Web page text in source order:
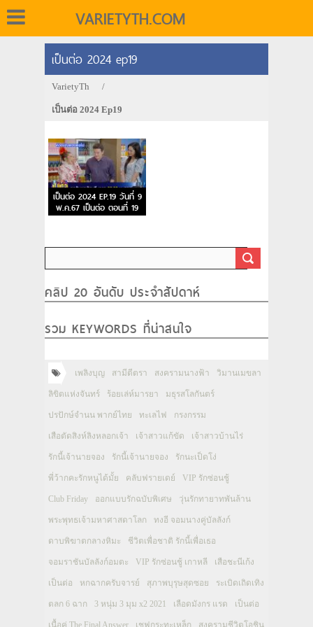
VARIETYTH.COM
เป็นต่อ 2024 ep19
VarietyTh /
เป็นต่อ 2024 Ep19
เป็นต่อ 2024 EP.19 วันที่ 9
พ.ค.67 เป็นต่อ ตอนที่ 19
คลิป 20 อันดับ ประจำสัปดาห์
รวม KEYWORDS ที่น่าสนใจ
เพลิงบุญ สามีตีตรา สงครามนางฟ้า วิมานเมขลา
ลิขิตแห่งจันทร์ ร้อยเล่ห์มารยา มธุรสโลกันตร์
ปรปักษ์จำนน พากย์ไทย ทะเลไฟ กรงกรรม
เสือตัดสิงห์ลิงหลอกเจ้า เจ้าสาวแก้ขัด เจ้าสาวบ้านไร่
รักนี้เจ้านายจอง รักนี้เจ้านายจอง รักนะเป็ดโง่
พี่ว้ากคะรักหนูได้มั้ย คลับฟรายเดย์ VIP รักซ่อนชู้
Club Friday ออกแบบรักฉบับพิเศษ วุ่นรักทายาทพันล้าน
พระพุทธเจ้ามหาศาสดาโลก ทงอี จอมนางคู่บัลลังก์
ดาบพิฆาตกลางหิมะ ชีวิตเพื่อชาติ รักนี้เพื่อเธอ
จอมราชันบัลลังก์อมตะ VIP รักซ่อนชู้ เกาหลี เสือชะนีเก้ง
เป็นต่อ หกฉากครับจารย์ สุภาพบุรุษสุดซอย ระเบิดเถิดเทิง
ตลก 6 ฉาก 3 หนุ่ม 3 มุม x2 2021 เลือดมังกร แรด เป็นต่อ
เนื้อคู่ The Final Answer เชฟกระทะเหล็ก สงครามชีวิตโอชิน